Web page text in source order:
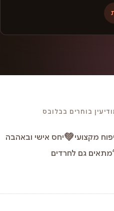
בוחרים בבלובס
מקצועי💚יחס אישי ובאהבה
מתאים גם לחרדים